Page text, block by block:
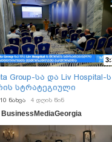
Group-სა და Liv Hospital-ს
სტრატეგიული
10 ნახვა 4 დღის წინ
BusinessMediaGeorgia